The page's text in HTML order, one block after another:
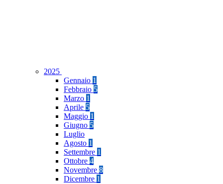
2025
Gennaio 1
Febbraio 5
Marzo 1
Aprile 5
Maggio 1
Giugno 5
Luglio
Agosto 1
Settembre 1
Ottobre 4
Novembre 8
Dicembre 1